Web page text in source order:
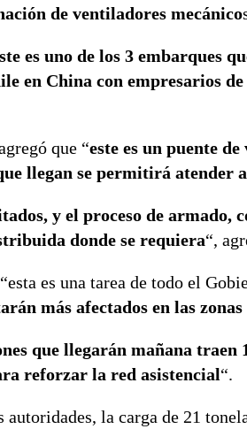
de ventiladores mecánico
es uno de los 3 embarques
en China con empresarios de
que “este es un puente
llegan se permitirá atender
y el proceso de armado,
donde se requiera“,
es una tarea de todo el
más afectados en las
que llegarán mañana
reforzar la red asistencial“.
la carga de 21